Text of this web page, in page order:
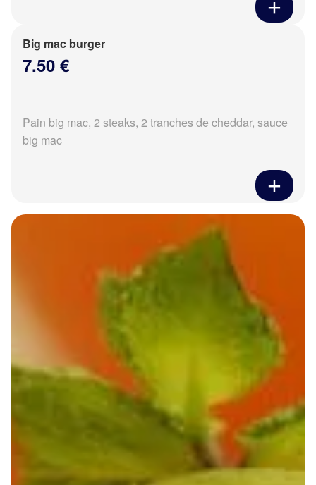
Big mac burger
7.50 €
Pain big mac, 2 steaks, 2 tranches de cheddar, sauce
big mac